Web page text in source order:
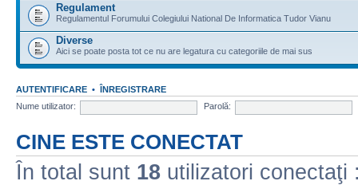
Regulament
Regulamentul Forumului Colegiului National De Informatica Tudor Vianu
Diverse
Aici se poate posta tot ce nu are legatura cu categoriile de mai sus
AUTENTIFICARE • ÎNREGISTRARE
Nume utilizator:
Parolă:
CINE ESTE CONECTAT
În total sunt 18 utilizatori conectaţi